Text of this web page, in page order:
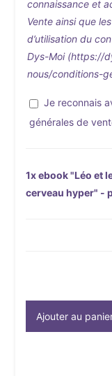
connaissance et
Vente ainsi que
d’utilisation du
Dys-Moi (https://
nous/conditions-
Je reconnais
générales de
1xebook "Léo et
cerveau hyper" -
ebook
Ajouter au